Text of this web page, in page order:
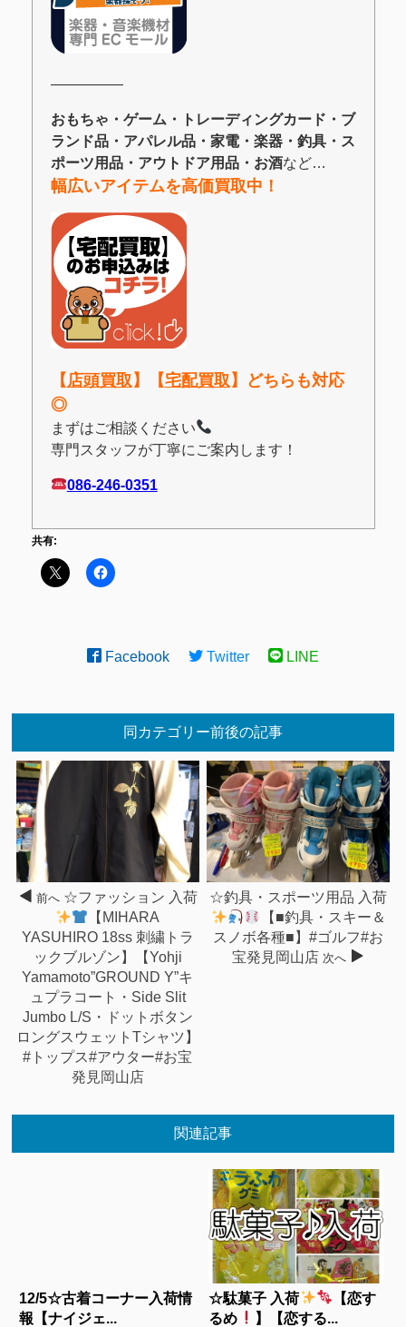
―――――
おもちゃ・ゲーム・トレーディングカード・ブ
ランド品・アパレル品・家電・楽器・釣具・ス
ポーツ用品・アウトドア用品・お酒など…
幅広いアイテムを高価買取中！
【 店頭買取 】【宅配買取 】どちらも対応
◎
まずはご相談ください
専門スタッフが丁寧にご案内します！
086-246-0351
共有:
Facebook Twitter LINE
同カテゴリー前後の記事
前へ ☆ファッション 入荷
【MIHARA
YASUHIRO 18ss 刺繍トラ
ックブルゾン】【Yohji
Yamamoto”GROUND Y”キ
ュプラコート・Side Slit
Jumbo L/S・ドットボタン
ロングスウェットTシャツ】
#トップス#アウター#お宝
発見岡山店
☆釣具・スポーツ用品 入荷
【■釣具・スキー＆
スノボ各種■】#ゴルフ#お
宝発見岡山店 次へ
関連記事
12/5☆古着コーナー入荷情
報【ナイジェ...
☆駄菓子 入荷
【恋す
るめ
】【恋する...